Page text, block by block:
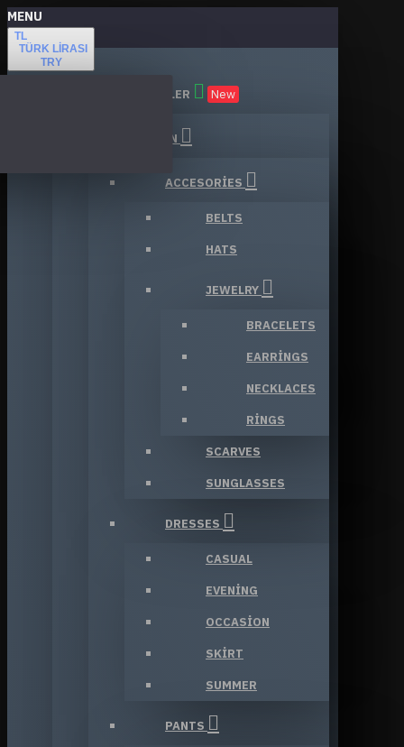
MENU
TL
TÜRK LIRASI
TRY
TÜM KATEGORILER New
FASHION
ACCESORIES
BELTS
HATS
JEWELRY
BRACELETS
EARRINGS
NECKLACES
RINGS
SCARVES
SUNGLASSES
DRESSES
CASUAL
EVENING
OCCASION
SKIRT
SUMMER
PANTS